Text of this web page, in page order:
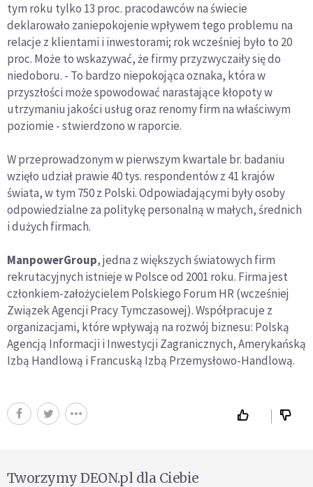
tym roku tylko 13 proc. pracodawców na świecie
deklarowało zaniepokojenie wpływem tego problemu na
relacje z klientami i inwestorami; rok wcześniej było to 20
proc. Może to wskazywać, że firmy przyzwyczaiły się do
niedoboru. - To bardzo niepokojąca oznaka, która w
przyszłości może spowodować narastające kłopoty w
utrzymaniu jakości usług oraz renomy firm na właściwym
poziomie - stwierdzono w raporcie.
W przeprowadzonym w pierwszym kwartale br. badaniu
wzięło udział prawie 40 tys. respondentów z 41 krajów
świata, w tym 750 z Polski. Odpowiadającymi były osoby
odpowiedzialne za politykę personalną w małych, średnich
i dużych firmach.
ManpowerGroup, jedna z większych światowych firm
rekrutacyjnych istnieje w Polsce od 2001 roku. Firma jest
członkiem-założycielem Polskiego Forum HR (wcześniej
Związek Agencji Pracy Tymczasowej). Współpracuje z
organizacjami, które wpływają na rozwój biznesu: Polską
Agencją Informacji i Inwestycji Zagranicznych, Amerykańską
Izbą Handlową i Francuską Izbą Przemysłowo-Handlową.
Tworzymy DEON.pl dla Ciebie